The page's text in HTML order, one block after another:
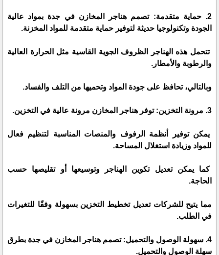
2. حماية متقدمة: تصمم هناجر المخازن في جدة بمواد عالية
الجودة وتكنولوجيا حديثة لتوفير حماية متقدمة للمواد المخزنة.
تتحمل هذه الهناجر الظروف الجوية القاسية مثل الحرارة العالية
والرطوبة والأمطار.
وبالتالي، تحافظ على جودة المواد وتحميها من التلف والفساد.
3. مرونة التخزين: توفر هناجر المخازن مرونة عالية في التخزين.
يمكن توفير أنظمة الرفوف والمنصات المناسبة لتنظيم فعال
للمواد وزيادة استغلال المساحة.
كما يمكن تعديل تكوين الهناجر وتوسيعها أو تقليصها حسب
الحاجة.
مما يتيح للشركات تعديل تخطيط التخزين بسهولة وفقًا للتغيرات
في الطلب.
4. سهولة الوصول والتحميل: تصمم هناجر المخازن في جدة بطرق
سهلة الوصول والتحميل.